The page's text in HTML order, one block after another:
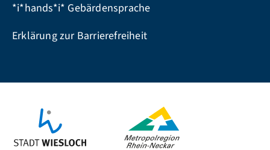
*i*hands*i* Gebärdensprache
Erklärung zur Barrierefreiheit